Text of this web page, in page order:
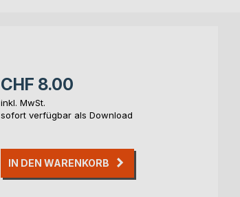
CHF 8.00
inkl. MwSt.
sofort verfügbar als Download
IN DEN WARENKORB